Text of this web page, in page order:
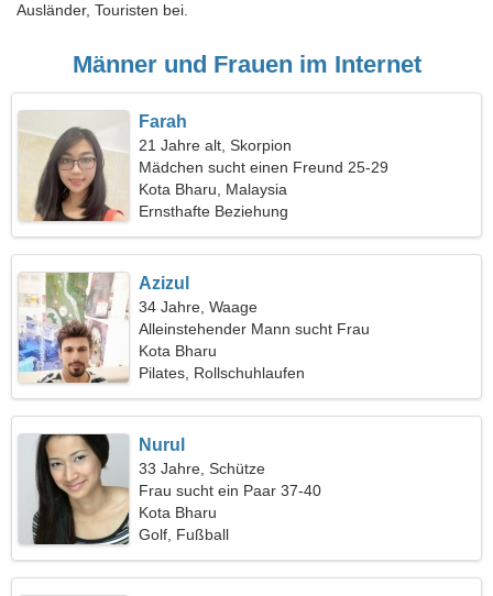
Ausländer, Touristen bei.
Männer und Frauen im Internet
Farah
21 Jahre alt, Skorpion
Mädchen sucht einen Freund 25-29
Kota Bharu, Malaysia
Ernsthafte Beziehung
Azizul
34 Jahre, Waage
Alleinstehender Mann sucht Frau
Kota Bharu
Pilates, Rollschuhlaufen
Nurul
33 Jahre, Schütze
Frau sucht ein Paar 37-40
Kota Bharu
Golf, Fußball